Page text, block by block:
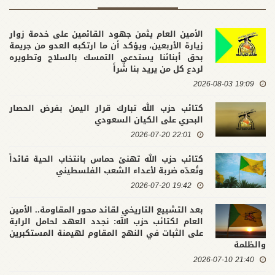
الأمين العام يثمن جهود القائمين على خدمة زوار
زيارة الأربعين، ويؤكد أن ما ارتكبه العدو من جريمة
بحق أبنائنا يستدعي التمسك بالسلاح وتطويره
لردع كل من يريد بنا شراً
19:09 2026-08-03
كتائب حزب الله تبارك قرار اليمن بفرض الحصار
البحري على الكيان السعودي
22:01 2026-07-20
كتائب حزب الله تهنئ حماس بانتخاب الحية قائداً
وتُعدّه ضربة لأعداء الشعب الفلسطيني
19:42 2026-07-20
بعد التشييع التاريخي لقائد محور المقاومة.. الأمين
العام لكتائب حزب الله: نجدد العهد لحامل الراية
على الثبات في النهج المقاوم لهيمنة المستكبرين
والظلمة
21:40 2026-07-10